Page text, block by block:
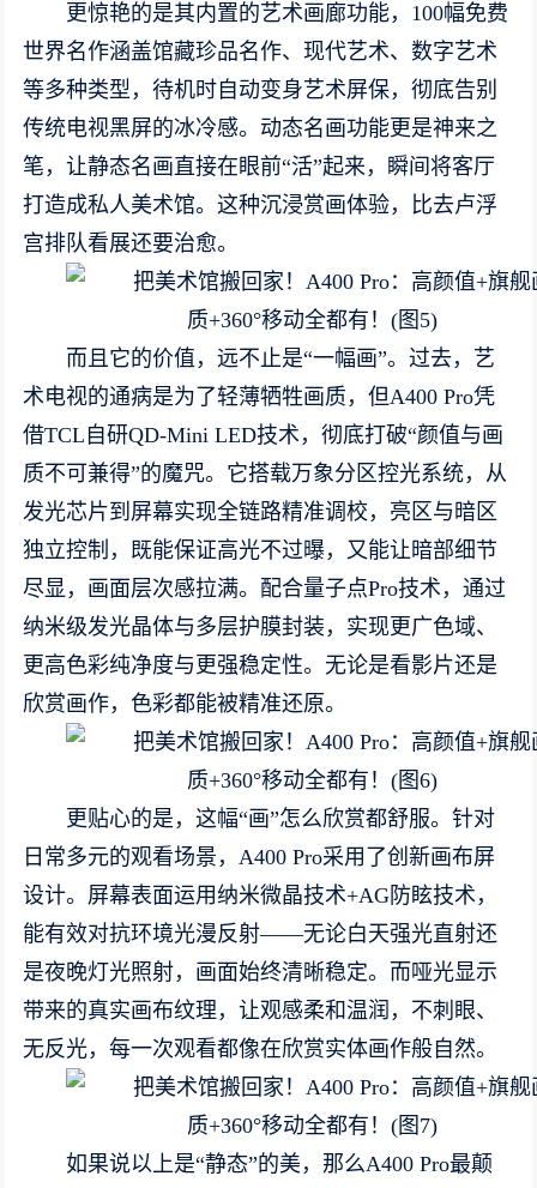
更惊艳的是其内置的艺术画廊功能，100幅免费
世界名作涵盖馆藏珍品名作、现代艺术、数字艺术
等多种类型，待机时自动变身艺术屏保，彻底告别
传统电视黑屏的冰冷感。动态名画功能更是神来之
笔，让静态名画直接在眼前“活”起来，瞬间将客厅
打造成私人美术馆。这种沉浸赏画体验，比去卢浮
宫排队看展还要治愈。
而且它的价值，远不止是“一幅画”。过去，艺
术电视的通病是为了轻薄牺牲画质，但A400 Pro凭
借TCL自研QD-Mini LED技术，彻底打破“颜值与画
质不可兼得”的魔咒。它搭载万象分区控光系统，从
发光芯片到屏幕实现全链路精准调校，亮区与暗区
独立控制，既能保证高光不过曝，又能让暗部细节
尽显，画面层次感拉满。配合量子点Pro技术，通过
纳米级发光晶体与多层护膜封装，实现更广色域、
更高色彩纯净度与更强稳定性。无论是看影片还是
欣赏画作，色彩都能被精准还原。
更贴心的是，这幅“画”怎么欣赏都舒服。针对
日常多元的观看场景，A400 Pro采用了创新画布屏
设计。屏幕表面运用纳米微晶技术+AG防眩技术，
能有效对抗环境光漫反射——无论白天强光直射还
是夜晚灯光照射，画面始终清晰稳定。而哑光显示
带来的真实画布纹理，让观感柔和温润，不刺眼、
无反光，每一次观看都像在欣赏实体画作般自然。
如果说以上是“静态”的美，那么A400 Pro最颠